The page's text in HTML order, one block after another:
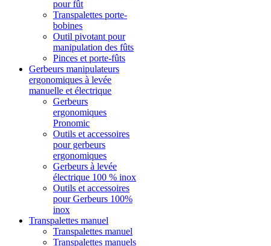
pour fût
Transpalettes porte-
bobines
Outil pivotant pour
manipulation des fûts
Pinces et porte-fûts
Gerbeurs manipulateurs
ergonomiques à levée
manuelle et électrique
Gerbeurs
ergonomiques
Pronomic
Outils et accessoires
pour gerbeurs
ergonomiques
Gerbeurs à levée
électrique 100 % inox
Outils et accessoires
pour Gerbeurs 100%
inox
Transpalettes manuel
Transpalettes manuel
Transpalettes manuels